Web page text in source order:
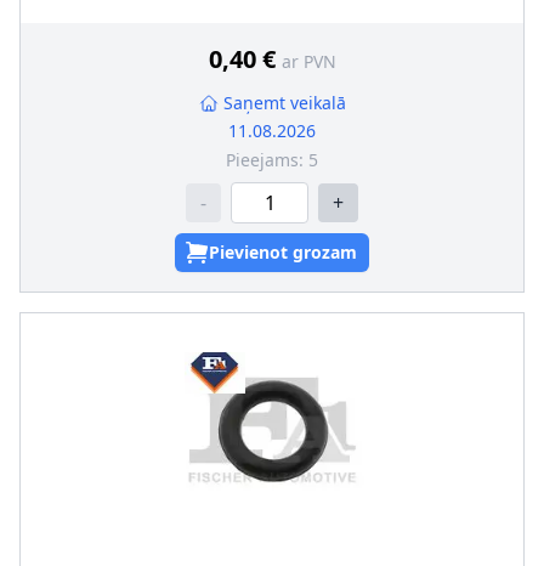
0,40 € ar PVN
Saņemt veikalā
11.08.2026
Pieejams: 5
- +
Pievienot grozam